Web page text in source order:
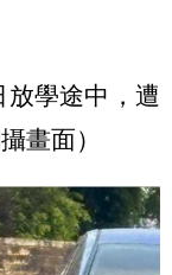
學途中，遭
畫面）